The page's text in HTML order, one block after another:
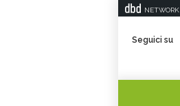
NETWORK
Seguici su